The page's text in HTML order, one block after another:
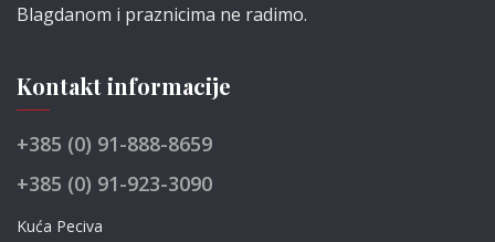
Blagdanom i praznicima ne radimo.
Kontakt informacije
+385 (0) 91-888-8659
+385 (0) 91-923-3090
Kuća Peciva